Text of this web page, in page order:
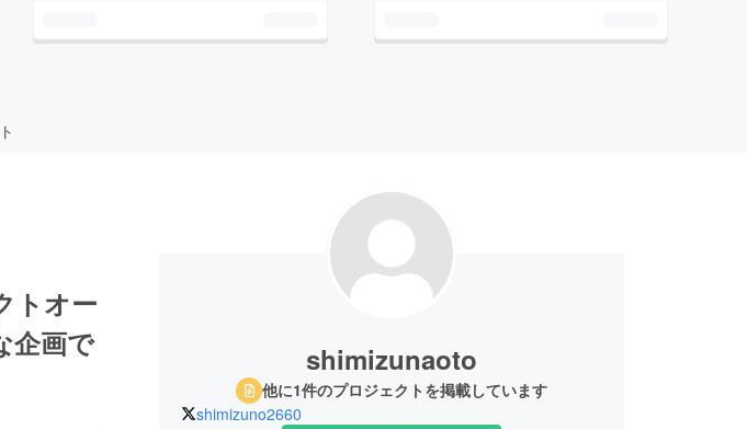
トオー
企画で
shimizunaoto
他に1件のプロジェクトを掲載しています
shimizuno2660